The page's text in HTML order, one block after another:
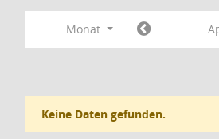
Monat
Keine Daten gefunden.